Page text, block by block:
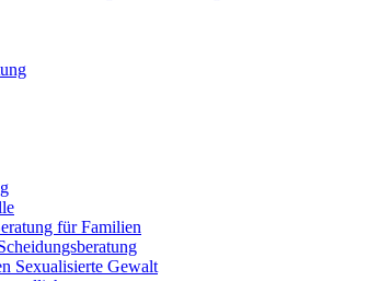
für Familien
Sexualisierte Gewalt